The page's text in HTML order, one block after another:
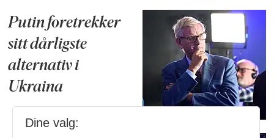
Putin foretrekker
sitt dårligste
alternativ i
Ukraina
Dine valg: